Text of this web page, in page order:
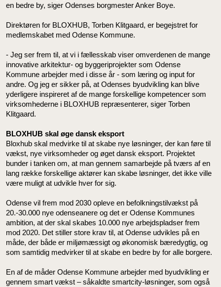
en bedre by, siger Odenses borgmester Anker Boye.
Direktøren for BLOXHUB, Torben Klitgaard, er begejstret for
medlemskabet med Odense Kommune.
- Jeg ser frem til, at vi i fællesskab viser omverdenen de mange
innovative arkitektur- og byggeriprojekter som Odense
Kommune arbejder med i disse år - som læring og input for
andre. Og jeg er sikker på, at Odenses byudvikling kan blive
yderligere inspireret af de mange forskellige kompetencer som
virksomhederne i BLOXHUB repræsenterer, siger Torben
Klitgaard.
BLOXHUB skal øge dansk eksport
Bloxhub skal medvirke til at skabe nye løsninger, der kan føre til
vækst, nye virksomheder og øget dansk eksport. Projektet
bunder i tanken om, at man gennem samarbejde på tværs af en
lang række forskellige aktører kan skabe løsninger, det ikke ville
være muligt at udvikle hver for sig.
Odense vil frem mod 2030 opleve en befolkningstilvækst på
20.-30.000 nye odenseanere og det er Odense Kommunes
ambition, at der skal skabes 10.000 nye arbejdspladser frem
mod 2020. Det stiller store krav til, at Odense udvikles på en
måde, der både er miljømæssigt og økonomisk bæredygtig, og
som samtidig medvirker til at skabe en bedre by for alle borgere.
En af de måder Odense Kommune arbejder med byudvikling er
gennem smart vækst – såkaldte smartcity-løsninger, som også